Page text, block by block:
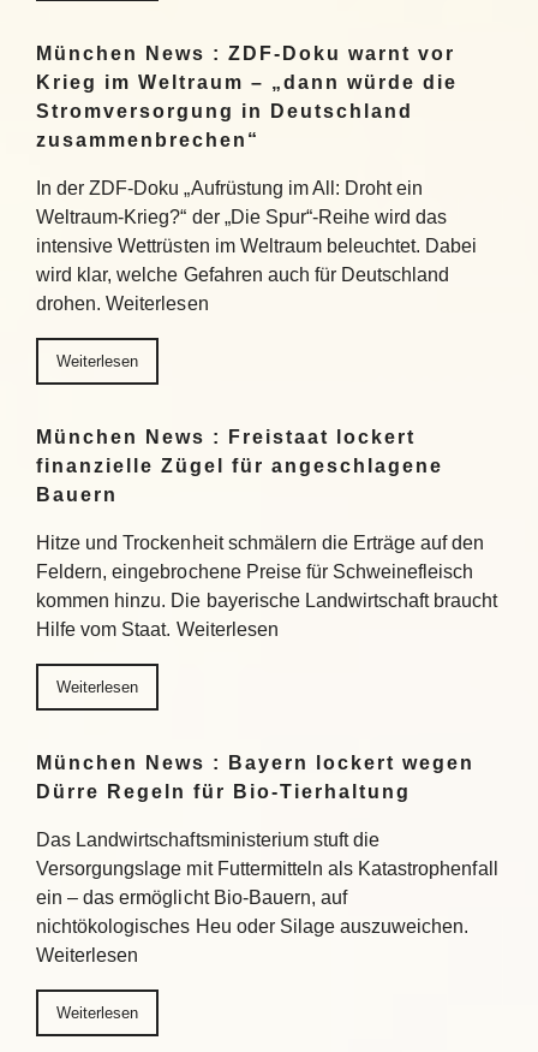
München News : ZDF-Doku warnt vor
Krieg im Weltraum – „dann würde die
Stromversorgung in Deutschland
zusammenbrechen“
In der ZDF-Doku „Aufrüstung im All: Droht ein
Weltraum-Krieg?“ der „Die Spur“-Reihe wird das
intensive Wettrüsten im Weltraum beleuchtet. Dabei
wird klar, welche Gefahren auch für Deutschland
drohen. Weiterlesen
Weiterlesen
München News : Freistaat lockert
finanzielle Zügel für angeschlagene
Bauern
Hitze und Trockenheit schmälern die Erträge auf den
Feldern, eingebrochene Preise für Schweinefleisch
kommen hinzu. Die bayerische Landwirtschaft braucht
Hilfe vom Staat. Weiterlesen
Weiterlesen
München News : Bayern lockert wegen
Dürre Regeln für Bio-Tierhaltung
Das Landwirtschaftsministerium stuft die
Versorgungslage mit Futtermitteln als Katastrophenfall
ein – das ermöglicht Bio-Bauern, auf
nichtökologisches Heu oder Silage auszuweichen.
Weiterlesen
Weiterlesen